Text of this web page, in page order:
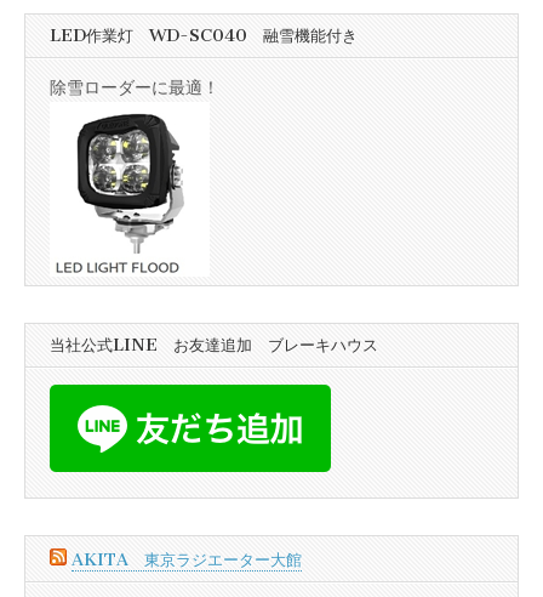
LED作業灯 WD-SC040 融雪機能付き
除雪ローダーに最適！
当社公式LINE お友達追加 ブレーキハウス
AKITA 東京ラジエーター大館